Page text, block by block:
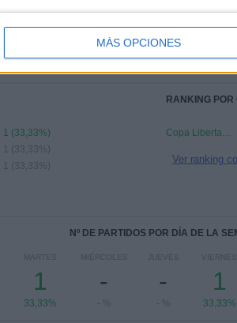
MÁS OPCIONES
1 (33,33%)
1 (33,33%)
1 (33,33%)
RANKING POR
Copa Libertadores Sub-20
Ver ranking
Nº DE PARTIDOS POR DÍA DE LA
MARTES
1
33,33%
MIÉRCOLES
-
- %
JUEVES
-
- %
VIERNES
1
33,33%